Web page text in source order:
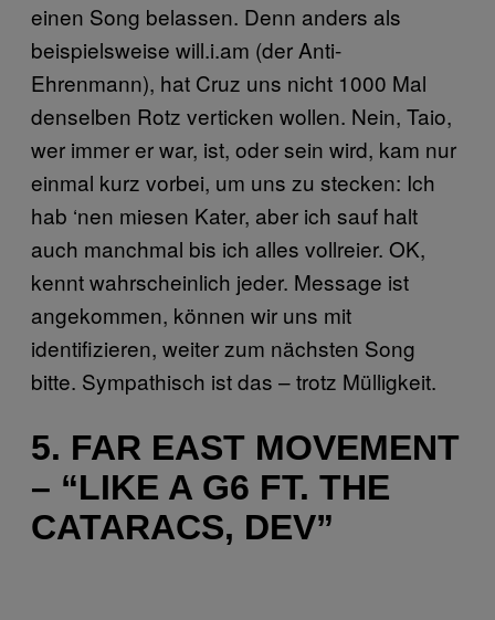
einen Song belassen. Denn anders als
beispielsweise will.i.am (der Anti-
Ehrenmann), hat Cruz uns nicht 1000 Mal
denselben Rotz verticken wollen. Nein, Taio,
wer immer er war, ist, oder sein wird, kam nur
einmal kurz vorbei, um uns zu stecken: Ich
hab ‘nen miesen Kater, aber ich sauf halt
auch manchmal bis ich alles vollreier. OK,
kennt wahrscheinlich jeder. Message ist
angekommen, können wir uns mit
identifizieren, weiter zum nächsten Song
bitte. Sympathisch ist das – trotz Mülligkeit.
5. FAR EAST MOVEMENT
– “LIKE A G6 FT. THE
CATARACS, DEV”